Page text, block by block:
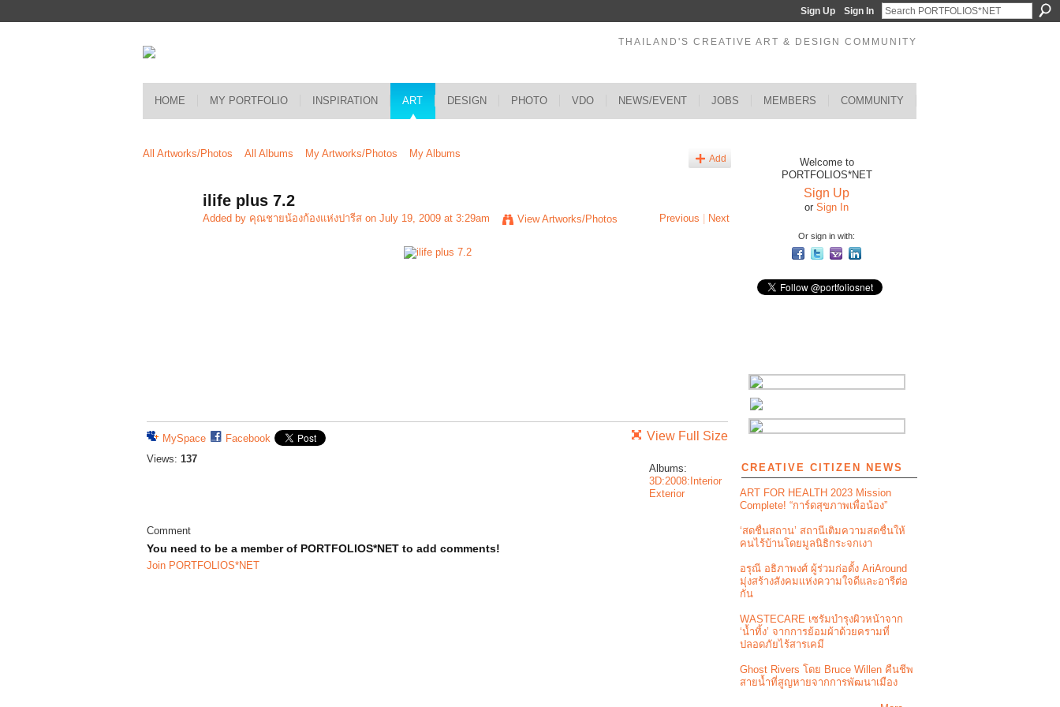
Sign Up Sign In
THAILAND'S CREATIVE ART & DESIGN COMMUNITY
HOME MY PORTFOLIO INSPIRATION ART DESIGN PHOTO VDO NEWS/EVENT JOBS MEMBERS COMMUNITY
All Artworks/Photos All Albums My Artworks/Photos My Albums Add
ilife plus 7.2
Added by คุณชายน้องก้องแห่งปารีส on July 19, 2009 at 3:29am View Artworks/Photos Previous Next
MySpace
Facebook
Views: 137
View Full Size
Albums:
3D:2008:Interior
Exterior
Comment
You need to be a member of PORTFOLIOS*NET to add comments!
Join PORTFOLIOS*NET
Welcome to
PORTFOLIOS*NET
Sign Up
or Sign In
Or sign in with:
CREATIVE CITIZEN NEWS
ART FOR HEALTH 2023 Mission
Complete! “การ์ดสุขภาพเพื่อน้อง”
‘สดชื่นสถาน’ สถานีเติมความสดชื่นให้
คนไร้บ้านโดยมูลนิธิกระจกเงา
อรุณี อธิภาพงศ์ ผู้ร่วมก่อตั้ง AriAround
มุ่งสร้างสังคมแห่งความใจดีและอารีต่อ
กัน
WASTECARE เซรัมบำรุงผิวหน้าจาก
‘น้ำทิ้ง’ จากการย้อมผ้าด้วยครามที่
ปลอดภัยไร้สารเคมี
Ghost Rivers โดย Bruce Willen คืนชีพ
สายน้ำที่สูญหายจากการพัฒนาเมือง